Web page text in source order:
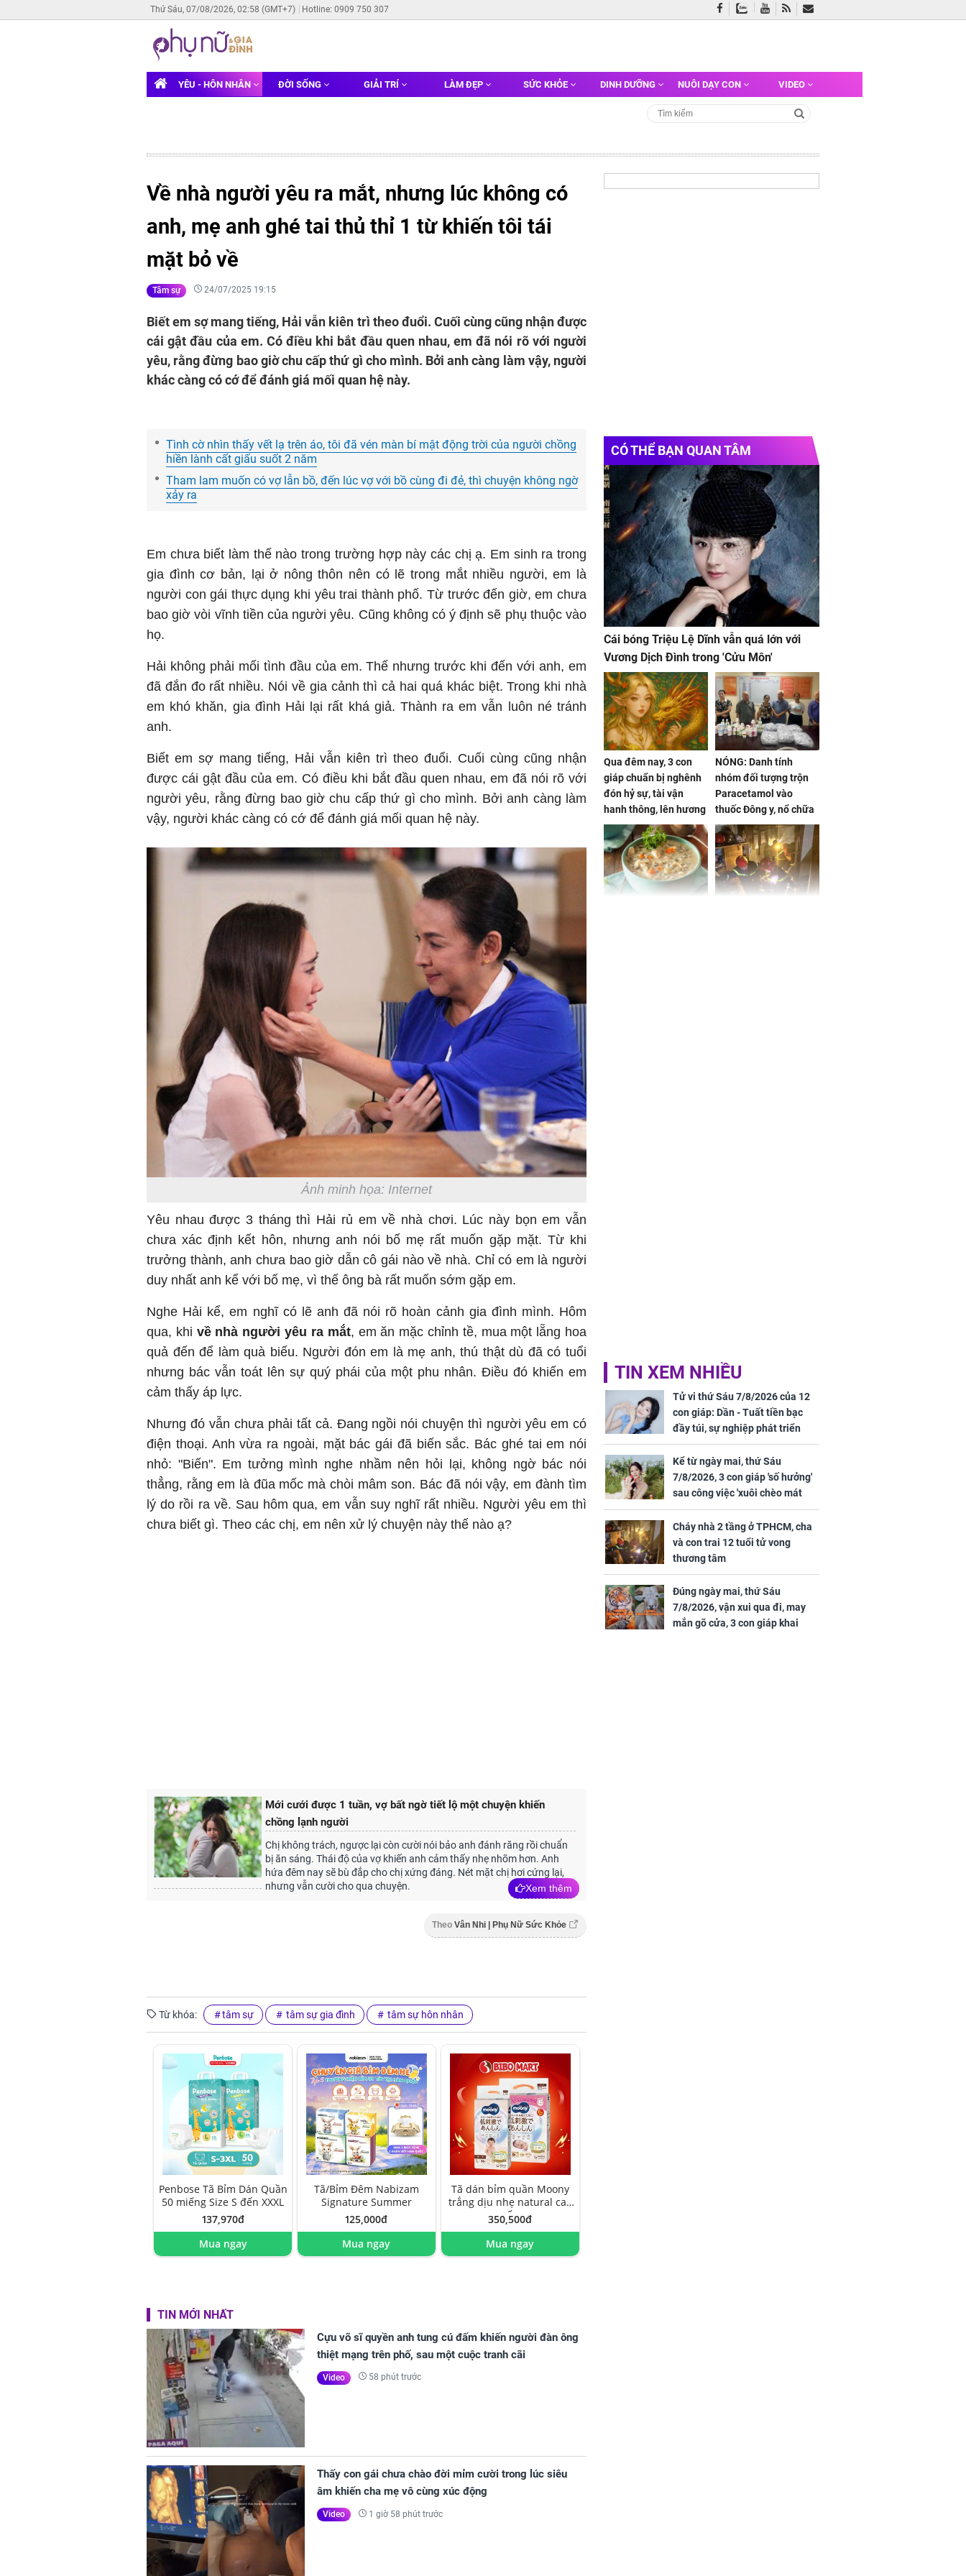
Thứ Sáu, 07/08/2026, 02:58 (GMT+7) Hotline: 0909 750 307
YÊU - HÔN NHÂN ĐỜI SỐNG GIẢI TRÍ LÀM ĐẸP SỨC KHỎE DINH DƯỠNG NUÔI DẠY CON VIDEO
Về nhà người yêu ra mắt, nhưng lúc không có
anh, mẹ anh ghé tai thủ thỉ 1 từ khiến tôi tái
mặt bỏ về
Tâm sự 24/07/2025 19:15
Biết em sợ mang tiếng, Hải vẫn kiên trì theo đuổi. Cuối cùng cũng nhận được
cái gật đầu của em. Có điều khi bắt đầu quen nhau, em đã nói rõ với người
yêu, rằng đừng bao giờ chu cấp thứ gì cho mình. Bởi anh càng làm vậy, người
khác càng có cớ để đánh giá mối quan hệ này.
Tình cờ nhìn thấy vết lạ trên áo, tôi đã vén màn bí mật động trời của người chồng
hiền lành cất giấu suốt 2 năm
Tham lam muốn có vợ lẫn bồ, đến lúc vợ với bồ cùng đi đẻ, thì chuyện không ngờ
xảy ra
Em chưa biết làm thế nào trong trường hợp này các chị ạ. Em sinh ra trong
gia đình cơ bản, lại ở nông thôn nên có lẽ trong mắt nhiều người, em là
người con gái thực dụng khi yêu trai thành phố. Từ trước đến giờ, em chưa
bao giờ vòi vĩnh tiền của người yêu. Cũng không có ý định sẽ phụ thuộc vào
họ.
Hải không phải mối tình đầu của em. Thế nhưng trước khi đến với anh, em
đã đắn đo rất nhiều. Nói về gia cảnh thì cả hai quá khác biệt. Trong khi nhà
em khó khăn, gia đình Hải lại rất khá giả. Thành ra em vẫn luôn né tránh
anh.
Biết em sợ mang tiếng, Hải vẫn kiên trì theo đuổi. Cuối cùng cũng nhận
được cái gật đầu của em. Có điều khi bắt đầu quen nhau, em đã nói rõ với
người yêu, rằng đừng bao giờ chu cấp thứ gì cho mình. Bởi anh càng làm
vậy, người khác càng có cớ để đánh giá mối quan hệ này.
Ảnh minh họa: Internet
Yêu nhau được 3 tháng thì Hải rủ em về nhà chơi. Lúc này bọn em vẫn
chưa xác định kết hôn, nhưng anh nói bố mẹ rất muốn gặp mặt. Từ khi
trưởng thành, anh chưa bao giờ dẫn cô gái nào về nhà. Chỉ có em là người
duy nhất anh kể với bố mẹ, vì thế ông bà rất muốn sớm gặp em.
Nghe Hải kể, em nghĩ có lẽ anh đã nói rõ hoàn cảnh gia đình mình. Hôm
qua, khi về nhà người yêu ra mắt, em ăn mặc chỉnh tề, mua một lẵng hoa
quả đến để làm quà biếu. Người đón em là mẹ anh, thú thật dù đã có tuổi
nhưng bác vẫn toát lên sự quý phái của một phu nhân. Điều đó khiến em
cảm thấy áp lực.
Nhưng đó vẫn chưa phải tất cả. Đang ngồi nói chuyện thì người yêu em có
điện thoại. Anh vừa ra ngoài, mặt bác gái đã biến sắc. Bác ghé tai em nói
nhỏ: "Biến". Em tưởng mình nghe nhầm nên hỏi lại, không ngờ bác nói
thẳng, rằng em là đũa mốc mà chòi mâm son. Bác đã nói vậy, em đành tìm
lý do rồi ra về. Sau hôm qua, em vẫn suy nghĩ rất nhiều. Người yêu em thì
chưa biết gì. Theo các chị, em nên xử lý chuyện này thế nào ạ?
Mới cưới được 1 tuần, vợ bất ngờ tiết lộ một chuyện khiến
chồng lạnh người
Chị không trách, ngược lại còn cười nói bảo anh đánh răng rồi chuẩn
bị ăn sáng. Thái độ của vợ khiến anh cảm thấy nhẹ nhõm hơn. Anh
hứa đêm nay sẽ bù đắp cho chị xứng đáng. Nét mặt chị hơi cứng lại,
nhưng vẫn cười cho qua chuyện.
Xem thêm
Theo Vân Nhi | Phụ Nữ Sức Khỏe
Từ khóa: tâm sự tâm sự gia đình tâm sự hôn nhân
Penbose Tã Bỉm Dán Quần
50 miếng Size S đến XXXL
137,970đ
Mua ngay
Tã/Bỉm Đêm Nabizam
Signature Summer
125,000đ
Mua ngay
Tã dán bỉm quần Moony
trắng dịu nhẹ natural cao
cấp
350,500đ
Mua ngay
TIN MỚI NHẤT
Cựu võ sĩ quyền anh tung cú đấm khiến người đàn ông
thiệt mạng trên phố, sau một cuộc tranh cãi
Video 58 phút trước
Thấy con gái chưa chào đời mỉm cười trong lúc siêu
âm khiến cha mẹ vô cùng xúc động
Video 1 giờ 58 phút trước
CÓ THỂ BẠN QUAN TÂM
Cái bóng Triệu Lệ Dĩnh vẫn quá lớn với
Vương Dịch Đình trong 'Cửu Môn'
Qua đêm nay, 3 con
giáp chuẩn bị nghênh
đón hỷ sự, tài vận
hanh thông, lên hương
hóa Rồng hóa Phượng,
gom hết may mắn về
nhà
NÓNG: Danh tính
nhóm đối tượng trộn
Paracetamol vào
thuốc Đông y, nổ chữa
bách bệnh
TIN XEM NHIỀU
Tử vi thứ Sáu 7/8/2026 của 12
con giáp: Dần - Tuất tiền bạc
đầy túi, sự nghiệp phát triển
hưng thịnh, Mão - Thân tài lộc
ảm đạm, mọi sự khó thành công
mỹ mãn
Kể từ ngày mai, thứ Sáu
7/8/2026, 3 con giáp 'số hưởng'
sau công việc 'xuôi chèo mát
mái', tiền tài 'thu về như nước',
tình duyên viên mãn
Cháy nhà 2 tầng ở TPHCM, cha
và con trai 12 tuổi tử vong
thương tâm
Đúng ngày mai, thứ Sáu
7/8/2026, vận xui qua đi, may
mắn gõ cửa, 3 con giáp khai